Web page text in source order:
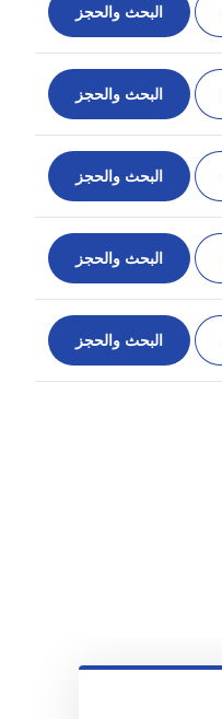
البحث والحجز
البحث والحجز
البحث والحجز
البحث والحجز
البحث والحجز